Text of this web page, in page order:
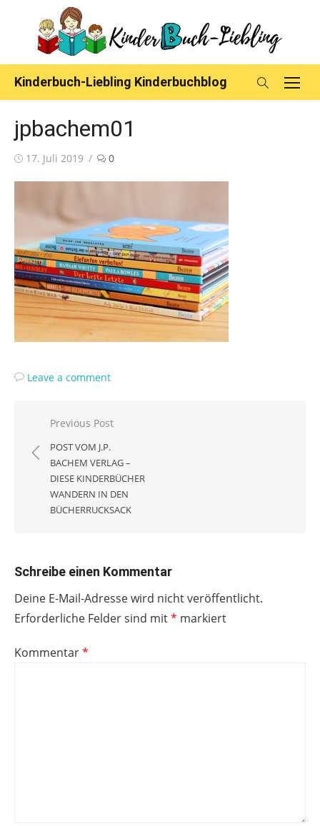
content
Kinderbuch-Liebling Kinderbuchblog
jpbachem01
Posted
17. Juli 2019 0
Leave a comment
Beitragsnavigation
Previous Post
POST VOM J.P.
BACHEM VERLAG –
DIESE KINDERBÜCHER
WANDERN IN DEN
BÜCHERRUCKSACK
Schreibe einen Kommentar
Deine E-Mail-Adresse wird nicht veröffentlicht.
Erforderliche Felder sind mit* markiert
Kommentar*